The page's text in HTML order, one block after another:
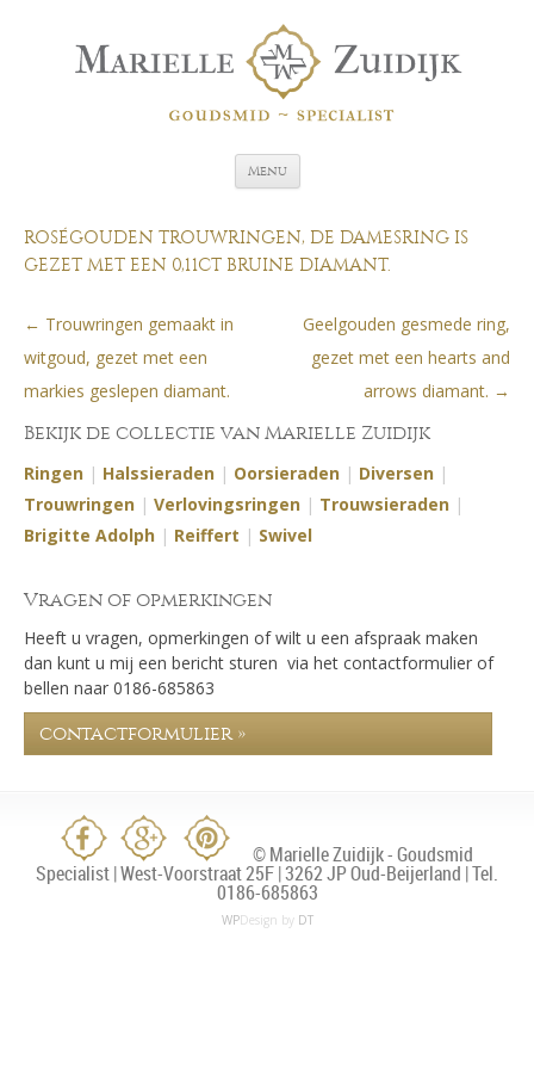
Menu Spring naar de inhoud
ROSÉGOUDEN TROUWRINGEN, DE DAMESRING IS
GEZET MET EEN 0,11CT BRUINE DIAMANT.
Berichtnavigatie
← Trouwringen gemaakt in
witgoud, gezet met een
markies geslepen diamant.
Geelgouden gesmede ring,
gezet met een hearts and
arrows diamant. →
Bekijk de collectie van Marielle Zuidijk
Ringen | Halssieraden | Oorsieraden | Diversen |
Trouwringen | Verlovingsringen | Trouwsieraden |
Brigitte Adolph | Reiffert | Swivel
Vragen of opmerkingen
Heeft u vragen, opmerkingen of wilt u een afspraak maken
dan kunt u mij een bericht sturen via het contactformulier of
bellen naar 0186-685863
contactformulier »
© Marielle Zuidijk - Goudsmid
Specialist | West-Voorstraat 25F | 3262 JP Oud-Beijerland | Tel.
0186-685863
WPDesign by DT